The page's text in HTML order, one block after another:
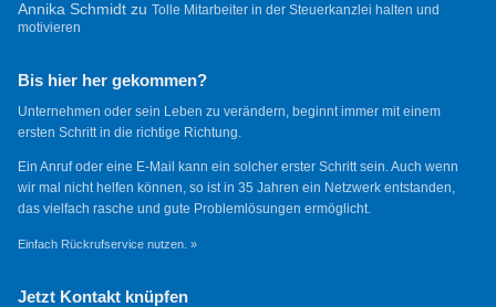
Annika Schmidtzu Tolle Mitarbeiter in der Steuerkanzlei halten und
motivieren
Bis hier her gekommen?
Unternehmen oder sein Leben zu verändern, beginnt immer mit einem
ersten Schritt in die richtige Richtung.
Ein Anruf oder eine E-Mail kann ein solcher erster Schritt sein. Auch wenn
wir mal nicht helfen können, so ist in 35 Jahren ein Netzwerk entstanden,
das vielfach rasche und gute Problemlösungen ermöglicht.
Einfach Rückrufservice nutzen. »
Jetzt Kontakt knüpfen